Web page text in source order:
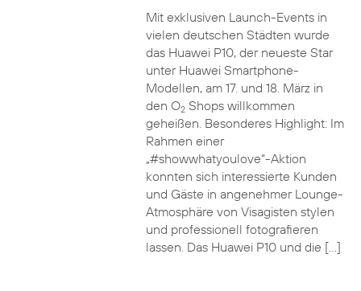
Mit exklusiven Launch-Events in
vielen deutschen Städten wurde
das Huawei P10, der neueste Star
unter Huawei Smartphone-
Modellen, am 17. und 18. März in
den O2Shops willkommen
geheißen. Besonderes Highlight: Im
Rahmen einer
„#showwhatyoulove“-Aktion
konnten sich interessierte Kunden
und Gäste in angenehmer Lounge-
Atmosphäre von Visagisten stylen
und professionell fotografieren
lassen. Das Huawei P10 und die […]